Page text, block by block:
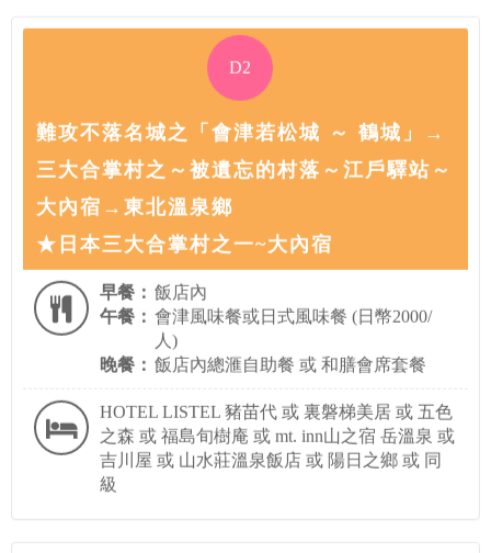
D2
難攻不落名城之「會津若松城 ～ 鶴城」→
三大合掌村之～被遺忘的村落～江戶驛站～
大內宿→東北溫泉鄉
★日本三大合掌村之一~大內宿
早餐： 飯店內
午餐： 會津風味餐或日式風味餐 (日幣2000/
人)
晚餐： 飯店內總滙自助餐 或 和膳會席套餐
HOTEL LISTEL 豬苗代 或 裏磐梯美居 或 五色
之森 或 福島旬樹庵 或 mt. inn山之宿 岳溫泉 或
吉川屋 或 山水莊溫泉飯店 或 陽日之鄉 或 同
級